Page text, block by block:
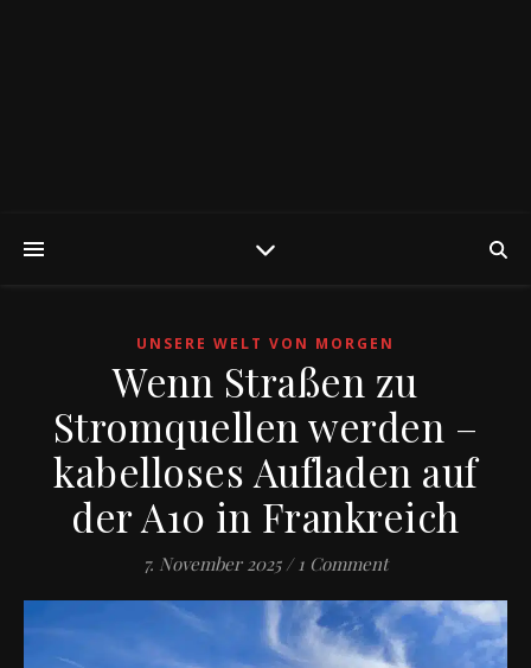
UNSERE WELT VON MORGEN
Wenn Straßen zu
Stromquellen werden –
kabelloses Aufladen auf
der A10 in Frankreich
7. November 2025 / 1 Comment